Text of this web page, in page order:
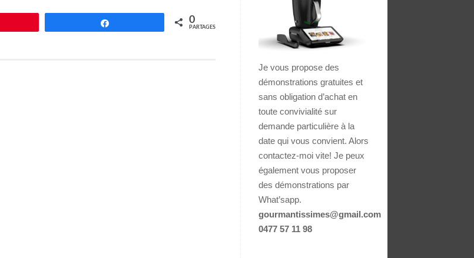
0
PARTAGES
Je vous propose des
démonstrations gratuites et
sans obligation d’achat en
toute convivialité sur
demande particulière à la
date qui vous convient. Alors
contactez-moi vite! Je peux
également vous proposer
des démonstrations par
What’sapp.
gourmantissimes@gmail.com
0477 57 11 98